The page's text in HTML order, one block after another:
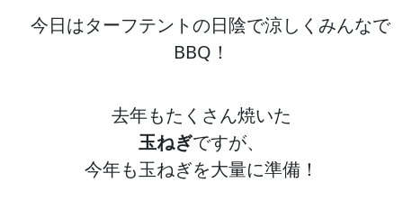
今日はターフテントの日陰で涼しくみんなで
BBQ！
去年もたくさん焼いた
玉ねぎですが、
今年も玉ねぎを大量に準備！